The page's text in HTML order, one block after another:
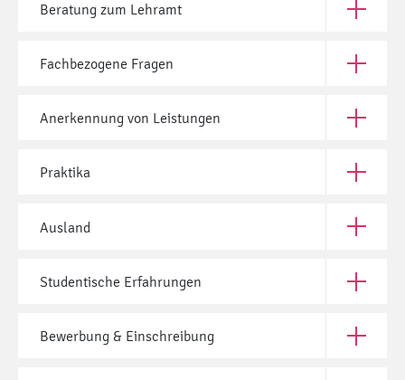
Beratung zum Lehramt Open
Fachbezogene Fragen Open
Anerkennung von Leistungen Open
Praktika Open
Ausland Open
Studentische Erfahrungen Open
Bewerbung & Einschreibung Open